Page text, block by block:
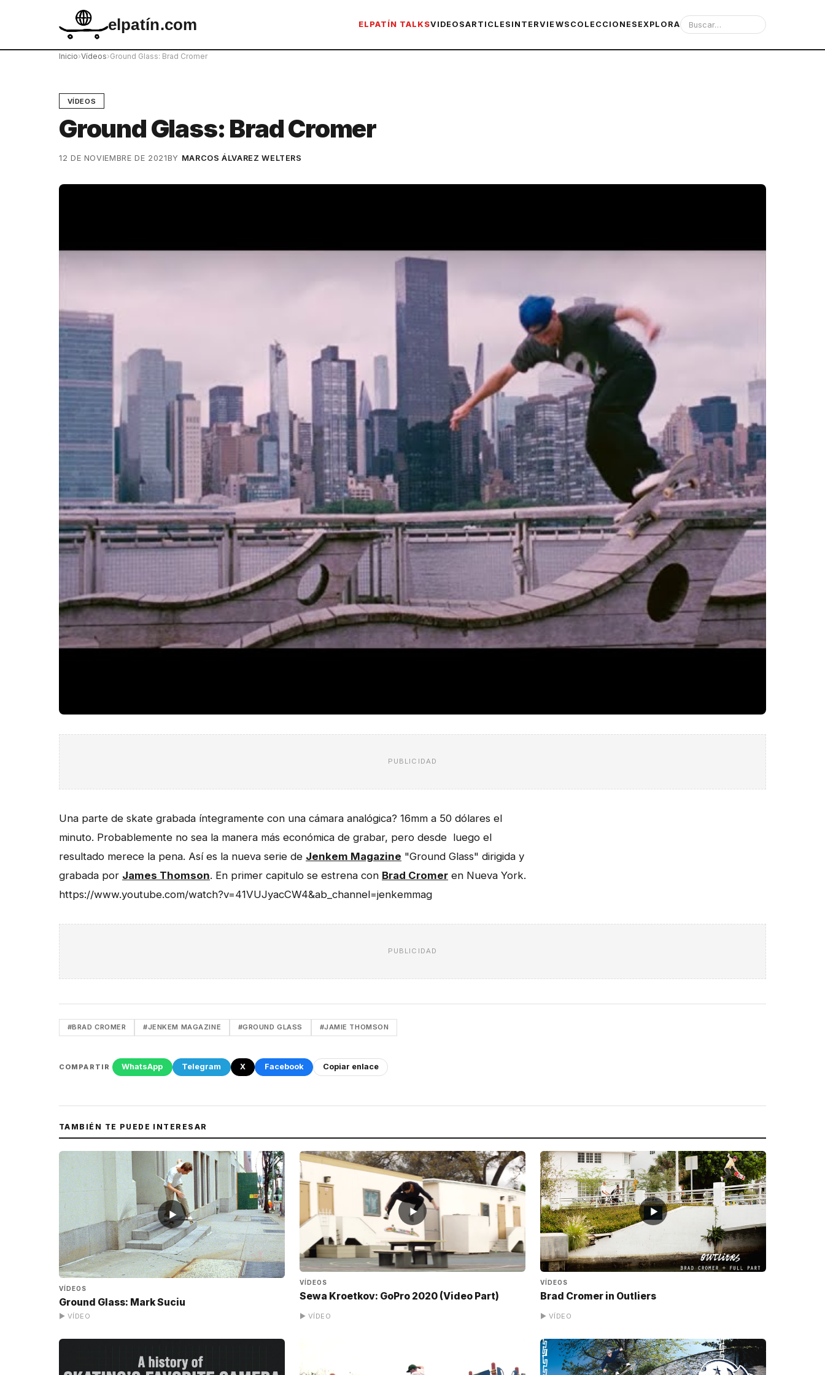
elpatín.com ELPATÍN TALKSVIDEOSARTICLES INTERVIEWS COLECCIONES EXPLORA
Inicio›Vídeos›Ground Glass: Brad Cromer
VÍDEOS
Ground Glass: Brad Cromer
12 DE NOVIEMBRE DE 2021BY MARCOS ÁLVAREZ WELTERS
PUBLICIDAD
Una parte de skate grabada íntegramente con una cámara analógica? 16mm a 50 dólares el
minuto. Probablemente no sea la manera más económica de grabar, pero desde luego el
resultado merece la pena. Así es la nueva serie de Jenkem Magazine "Ground Glass" dirigida y
grabada por James Thomson. En primer capitulo se estrena con Brad Cromer en Nueva York.
https://www.youtube.com/watch?v=41VUJyacCW4&ab_channel=jenkemmag
PUBLICIDAD
#BRAD CROMER #JENKEM MAGAZINE #GROUND GLASS #JAMIE THOMSON
COMPARTIR WhatsApp Telegram X Facebook Copiar enlace
TAMBIÉN TE PUEDE INTERESAR
▶
VÍDEOS
Ground Glass: Mark Suciu
▶ VÍDEO
▶
VÍDEOS
Sewa Kroetkov: GoPro 2020 (Video Part)
▶ VÍDEO
▶
VÍDEOS
Brad Cromer in Outliers
▶ VÍDEO